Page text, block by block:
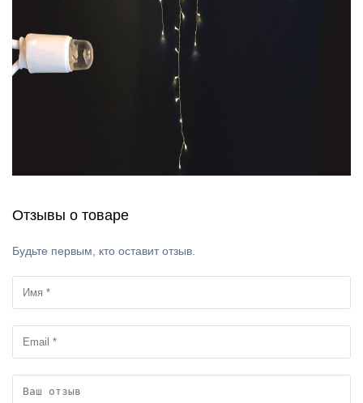
Отзывы о товаре
Будьте первым, кто оставит отзыв.